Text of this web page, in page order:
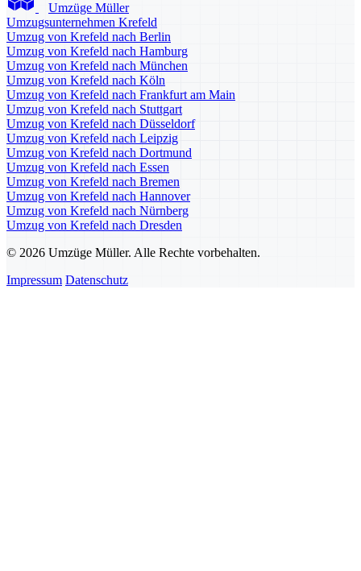
Umzüge Müller
Umzugsunternehmen Krefeld
Umzug von Krefeld nach Berlin
Umzug von Krefeld nach Hamburg
Umzug von Krefeld nach München
Umzug von Krefeld nach Köln
Umzug von Krefeld nach Frankfurt am Main
Umzug von Krefeld nach Stuttgart
Umzug von Krefeld nach Düsseldorf
Umzug von Krefeld nach Leipzig
Umzug von Krefeld nach Dortmund
Umzug von Krefeld nach Essen
Umzug von Krefeld nach Bremen
Umzug von Krefeld nach Hannover
Umzug von Krefeld nach Nürnberg
Umzug von Krefeld nach Dresden
© 2026 Umzüge Müller. Alle Rechte vorbehalten.
Impressum Datenschutz